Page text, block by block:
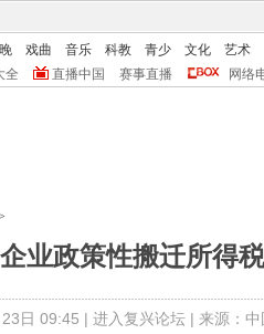
戏曲 音乐 科教 青少 文化
艺术
全 直播中国 赛事直播 网络
业政策性搬迁所得
日 09:45 | 进入复兴论坛| 来源：